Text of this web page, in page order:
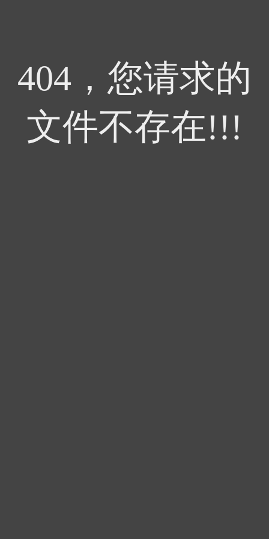
404，您请求的
文件不存在!!!